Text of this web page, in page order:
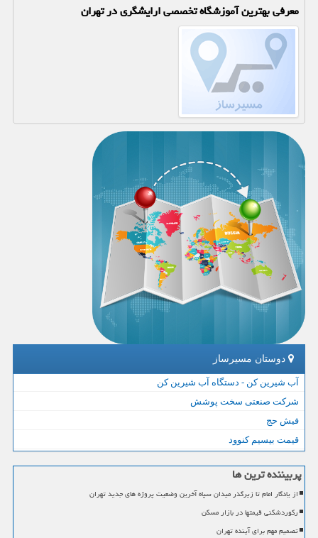
معرفی بهترین آموزشگاه تخصصی ارایشگری در تهران
دوستان مسیرساز
آب شیرین کن - دستگاه آب شیرین کن
شرکت صنعتی سخت پوشش
فیش حج
قیمت بیسیم کنوود
پربیننده ترین ها
از یادگار امام تا زیرگذر میدان سپاه آخرین وضعیت پروژه های جدید تهران
رکوردشکنی قیمتها در بازار مسکن
تصمیم مهم برای آینده تهران